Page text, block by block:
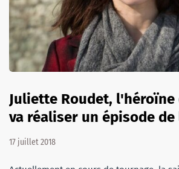
Juliette Roudet, l'héroïne
va réaliser un épisode de
17 juillet 2018